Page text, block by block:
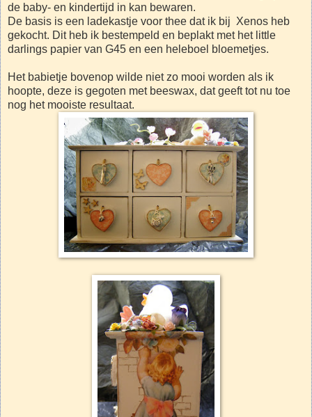
de baby- en kindertijd in kan bewaren.
De basis is een ladekastje voor thee dat ik bij Xenos heb
gekocht. Dit heb ik bestempeld en beplakt met het little
darlings papier van G45 en een heleboel bloemetjes.
Het babietje bovenop wilde niet zo mooi worden als ik
hoopte, deze is gegoten met beeswax, dat geeft tot nu toe
nog het mooiste resultaat.